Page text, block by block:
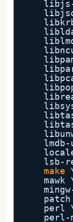
lsb-
make
mawk
perl
perl-